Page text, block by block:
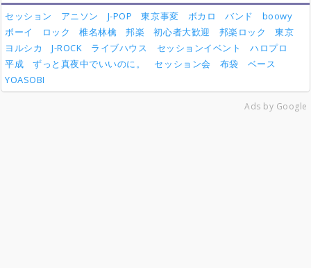
セッション アニソン J-POP 東京事変 ボカロ バンド
boowy
ボーイ
ロック 椎名林檎 邦楽 初心者大歓迎 邦楽ロック
東京
ヨルシカ
J-ROCK ライブハウス セッションイベント
ハロプロ
平成
ずっと真夜中でいいのに。 セッション会 布袋
ベース
YOASOBI
Ads by Google